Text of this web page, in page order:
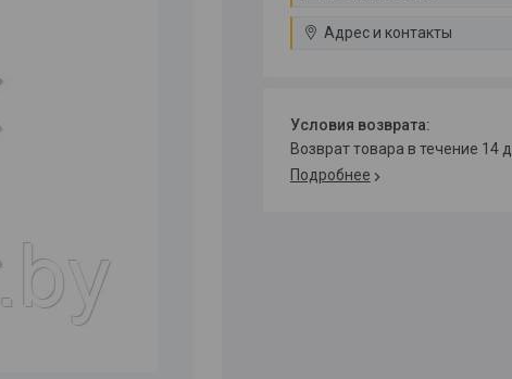
Адрес и контакты
возврат товара в течение 14
Подробнее